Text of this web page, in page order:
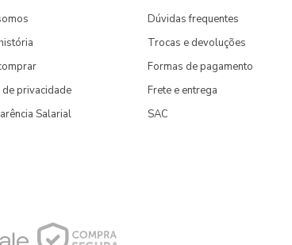
privacidade
Salarial
Dúvidas frequentes
Trocas e devoluções
Formas de pagamento
Frete e entrega
SAC